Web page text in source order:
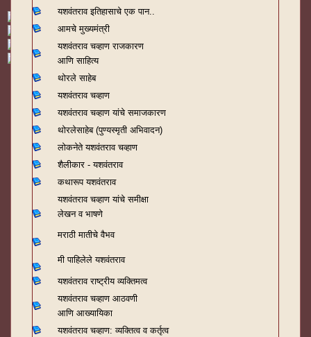
यशवंतराव इतिहासाचे एक पान..
आमचे मुख्यमंत्री
यशवंतराव चव्हाण राजकारण
आणि साहित्य
थोरले साहेब
यशवंतराव चव्हाण
यशवंतराव चव्हाण यांचे समाजकारण
थोरलेसाहेब (पुण्यस्मृती अभिवादन)
लोकनेते यशवंतराव चव्हाण
शैलीकार - यशवंतराव
कथारूप यशवंतराव
यशवंतराव चव्हाण यांचे समीक्षा
लेखन व भाषणे
मराठी मातीचे वैभव
मी पाहिलेले यशवंतराव
यशवंतराव राष्ट्रीय व्यक्तिमत्व
यशवंतराव चव्हाण आठवणी
आणि आख्यायिका
यशवंतराव चव्हाण: व्यक्तित्व व कर्तृत्व